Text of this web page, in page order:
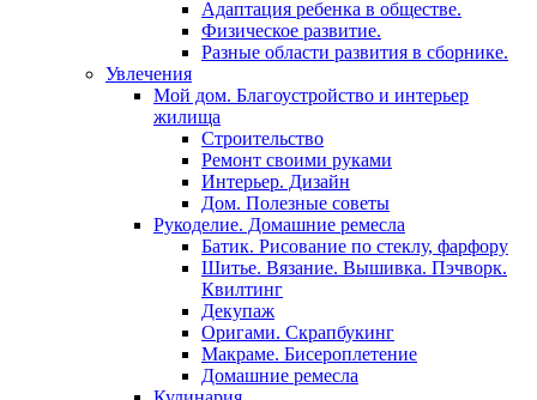
Адаптация ребенка в обществе.
Физическое развитие.
Разные области развития в сборнике.
Увлечения
Мой дом. Благоустройство и интерьер
жилища
Строительство
Ремонт своими руками
Интерьер. Дизайн
Дом. Полезные советы
Рукоделие. Домашние ремесла
Батик. Рисование по стеклу, фарфору
Шитье. Вязание. Вышивка. Пэчворк.
Квилтинг
Декупаж
Оригами. Скрапбукинг
Макраме. Бисероплетение
Домашние ремесла